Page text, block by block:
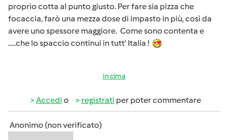
proprio cotta al punto giusto. Per fare sia pizza che
focaccia, farò una mezza dose di impasto in più, così da
avere uno spessore maggiore. Come sono contenta e
.....che lo spaccio continui in tutt' Italia !
In cima
Accedi o registrati per poter commentare
Anonimo (non verificato)